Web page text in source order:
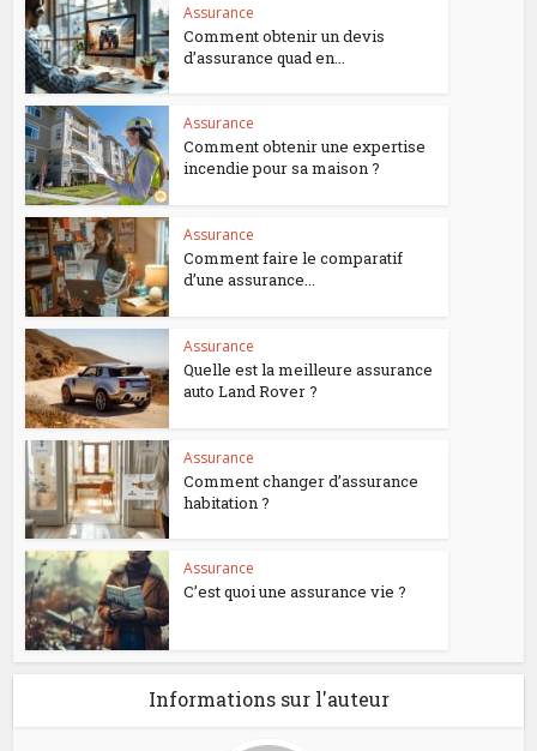
Assurance
Comment obtenir un devis
d’assurance quad en...
Assurance
Comment obtenir une expertise
incendie pour sa maison ?
Assurance
Comment faire le comparatif
d’une assurance...
Assurance
Quelle est la meilleure assurance
auto Land Rover ?
Assurance
Comment changer d’assurance
habitation ?
Assurance
C’est quoi une assurance vie ?
Informations sur l'auteur